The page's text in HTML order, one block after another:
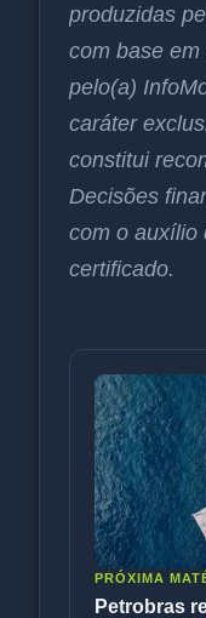
produzidas
com base
pelo(a)
caráter
constitui
Decisões
com o auxílio
certificado.
PRÓXIMA
Petrobras